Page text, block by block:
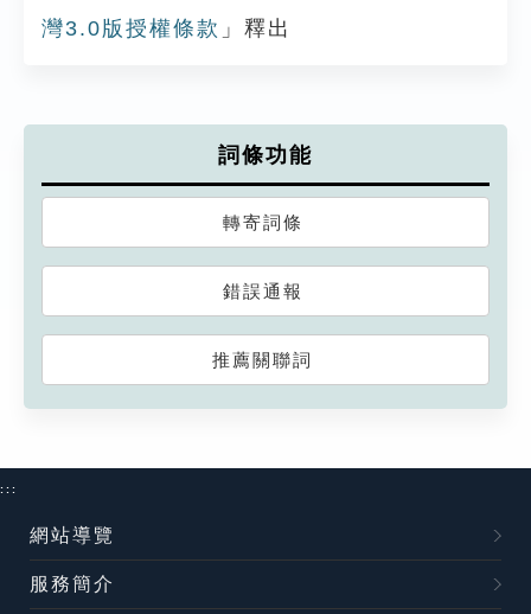
灣3.0版授權條款 」釋出
詞條功能
轉寄詞條
錯誤通報
推薦關聯詞
:::
網站導覽
服務簡介